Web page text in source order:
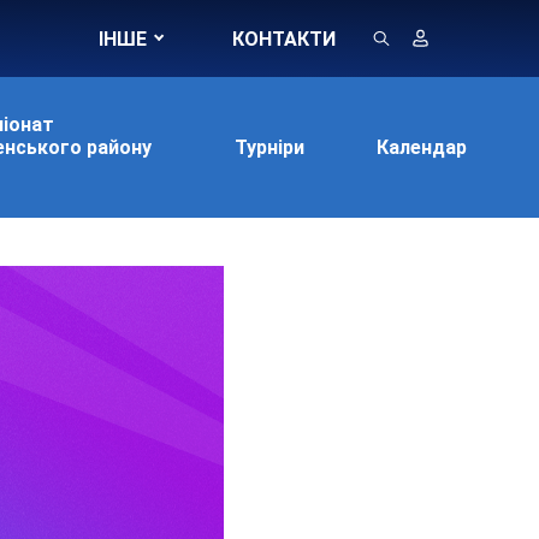
ІНШЕ КОНТАКТИ
району
Турніри Календар